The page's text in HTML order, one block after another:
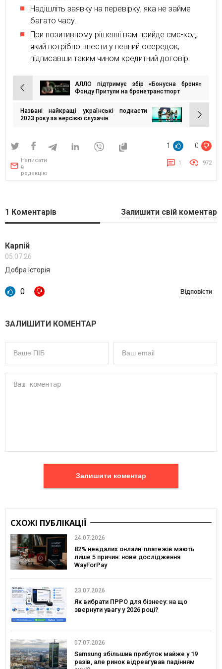
Надішліть заявку на перевірку, яка не займе
багато часу.
При позитивному рішенні вам прийде смс-код,
який потрібно внести у певний осередок,
підписавши таким чином кредитний договір.
Навігація
записів
АЛЛО підтримує збір «Бонусна броня»
Фонду Притули на бронетранстпорт
Названі найкращі українські подкасти
2023 року за версією слухачів
1 0
Написати
в
редакцію
1 972
1 Коментарів Залишити свій коментар
Карпій
05.07.26
Добра історія
0 Відповісти
ЗАЛИШИТИ КОМЕНТАР
Залишити коментар
СХОЖІ ПУБЛІКАЦІЇ
24.07.2026
82% невдалих онлайн-платежів мають
лише 5 причин: нове дослідження
WayForPay
23.07.2026
Як вибрати ПРРО для бізнесу: на що
звернути увагу у 2026 році?
07.07.2026
Samsung збільшив прибуток майже у 19
разів, але ринок відреагував падінням